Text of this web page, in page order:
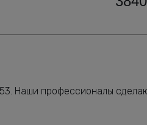
Наши профессионалы